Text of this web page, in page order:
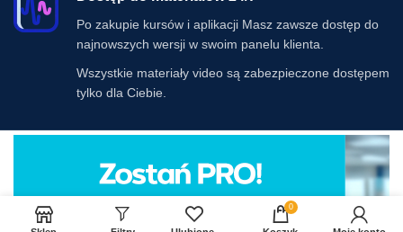
Po zakupie kursów i aplikacji Masz zawsze dostęp do
najnowszych wersji w swoim panelu klienta.
Wszystkie materiały video są zabezpieczone dostępem
tylko dla Ciebie.
0